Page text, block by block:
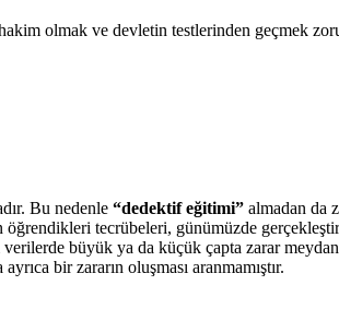
olmak ve devletin testlerinden geçmek
Bu nedenle “dedektif eğitimi” almadan da
tecrübeleri, günümüzde
büyük ya da küçük çapta zarar
bir zararın oluşması aranmamıştır.